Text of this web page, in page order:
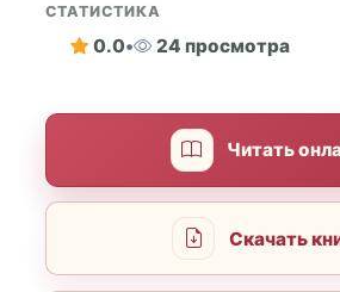
СТАТИСТИКА
0.0• 24 просмотра
Читать
Скачать